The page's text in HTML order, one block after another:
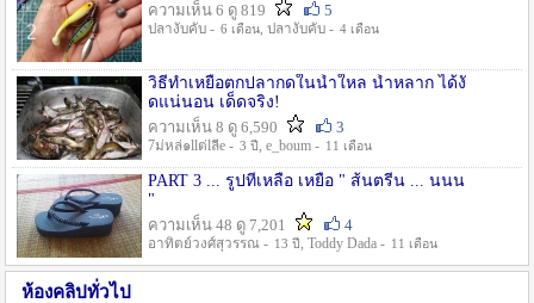
ความเห็น 6 ดู 819
5
ปลางับคับ - 6 เดือน, ปลางับคับ - 4 เดือน
วิธีทำเหยื่อตกปลากดในน้ำใหล น้ำหลาก ได้งั
ดแน่นอน เด็ดจริง!
ความเห็น 8 ดู 6,590
3
7ม่หล่๑llต่lลีe - 3 ปี , e_boum - 11 เดือน
PART 3 ... รูปที่เหลือ เหยื่อ " ส้นตรีน ... นนน
"
ความเห็น 48 ดู 7,201
4
อาทิตย์วงศ์สุวรรณ - 13 ปี , Toddy Dada - 11 เดือน
ห้องคลิปทั่วไป